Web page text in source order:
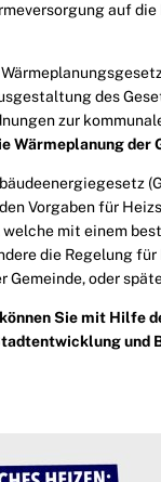
auf die
des
zur
Wärmeplanung der
Vorgaben für
mit einem
die Regelung
Gemeinde, oder
Sie mit Hilfe
und